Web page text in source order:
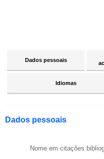
Dados pessoais
Idiomas
Dados pessoais
Nome em citações